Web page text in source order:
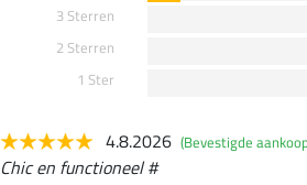
3 Sterren
2 Sterren
1 Ster
4.8.2026 (Bevestigde
Chic en functioneel #